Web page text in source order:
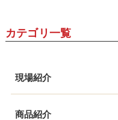
カテゴリ一覧
現場紹介
商品紹介